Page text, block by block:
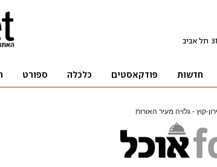
קוץ - גלויה מעיר האורות